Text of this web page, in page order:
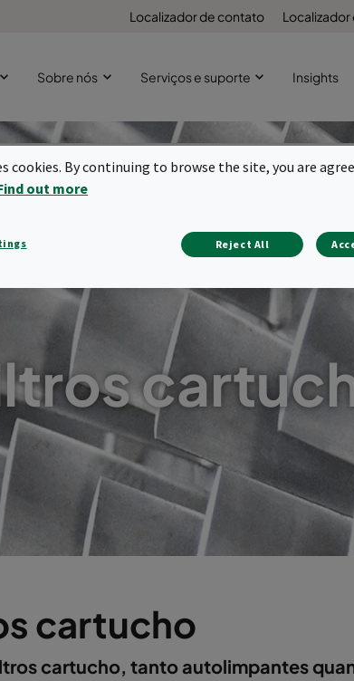
Localizador de contato
Sobre nós Serviços e suporte Insights
cartucho
cartucho, tanto autolimpantes
cookies. By continuing to browse the site, you are
out more
Reject All